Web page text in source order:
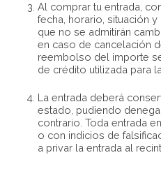
Al comprar tu entrada,
fecha, horario, situación
que no se admitirán
en caso de cancelación
reembolso del importe
de crédito utilizada para
La entrada deberá
estado, pudiendo
contrario. Toda entrada
o con indicios de
a privar la entrada al